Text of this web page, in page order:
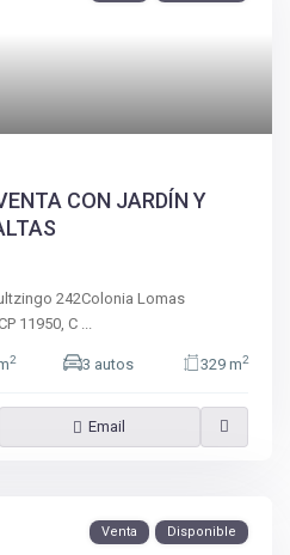
CON JARDÍN Y
242Colonia Lomas
11950, C ...
2 3 autos 329 m2
Email
Venta Disponible